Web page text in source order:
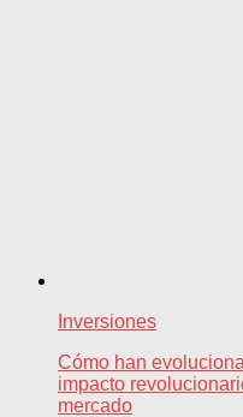
Inversiones
Cómo han
impacto
mercado